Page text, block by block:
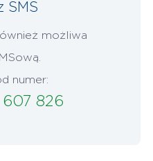
SMS
możliwa
numer:
826